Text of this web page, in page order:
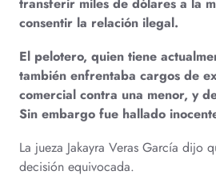
consentir la relación ilegal.
El pelotero, quien tiene
también enfrentaba cargos de
comercial contra una menor, y
Sin embargo fue hallado
La jueza Jakayra Veras García dijo
decisión equivocada.